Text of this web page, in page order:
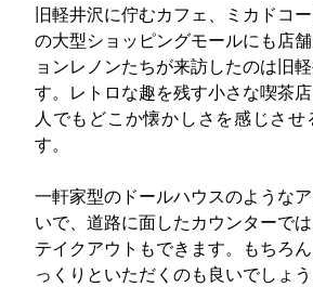
旧軽井沢に佇むカフェ、ミカドコ
の大型ショッピングモールにも店
ョンレノンたちが来訪したのは旧
す。レトロな趣を残す小さな喫茶
人でもどこか懐かしさを感じさ
す。
一軒家型のドールハウスのような
いで、道路に面したカウンターで
テイクアウトもできます。もちろ
っくりといただくのも良いでしょう